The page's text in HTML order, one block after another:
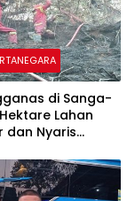
di Sanga-
Lahan
dan Nyaris